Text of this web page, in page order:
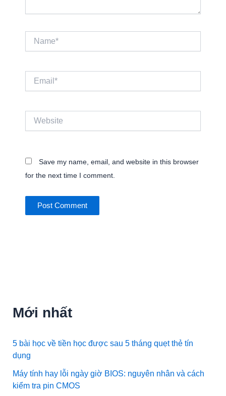
Name*
Save my name, email, and website in this browser
for the next time I comment.
Mới nhất
5 bài học về tiền học được sau 5 tháng quẹt thẻ tín
dụng
Máy tính hay lỗi ngày giờ BIOS: nguyên nhân và cách
kiểm tra pin CMOS